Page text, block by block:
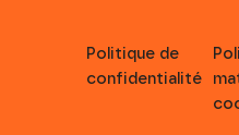
Politique de
confidentialité